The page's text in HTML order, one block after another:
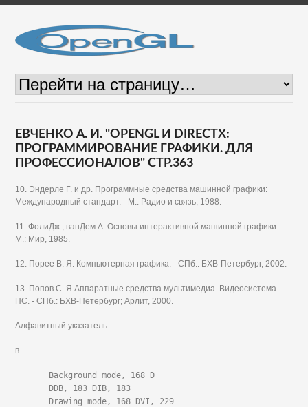
ЕВЧЕНКО А. И. "OPENGL И DIRECTX:
ПРОГРАММИРОВАНИЕ ГРАФИКИ. ДЛЯ
ПРОФЕССИОНАЛОВ" СТР.363
10. Эндерле Г. и др. Программные средства машинной графики:
Международный стандарт. - М.: Радио и связь, 1988.
11. ФолиДж., ванДем А. Основы интерактивной машинной графики. -
М.: Мир, 1985.
12. Порее В. Я. Компьютерная графика. - СПб.: БХВ-Петербург, 2002.
13. Попов С. Я Аппаратные средства мультимедиа. Видеосистема
ПС. - СПб.: БХВ-Петербург; Арлит, 2000.
Алфавитный указатель
в
Background mode, 168 D
DDB, 183 DIB, 183
Drawing mode, 168 DVI, 229